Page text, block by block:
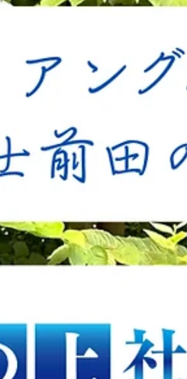
し、働きやすい職場環境を構築することは
ク制度において、今回の法改正はどのよう
意味を持つのでしょうか。 本稿では、特定
社会保険労務士の視点から、この法改正が
たらす法的な意味合い、企業の実務上の具
く掘り下げて解説します。報道関係者の方
にとっても、現代の労働問題や今後の法規
の動向を読み解くための重要な指針となる
容です。 1